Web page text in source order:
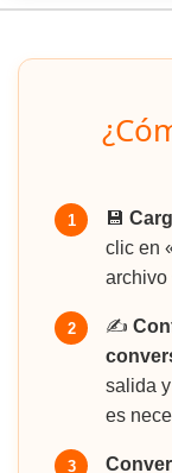
1 💾
clic en
archivo
2 ✍️
salida
es
3